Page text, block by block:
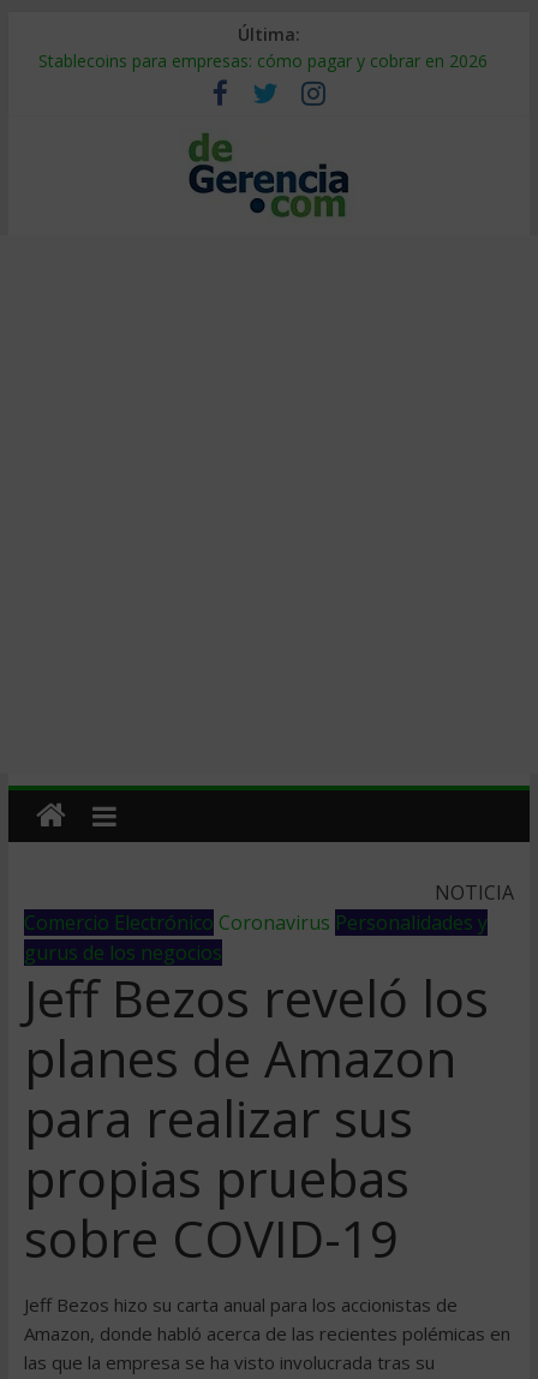
Última:
Stablecoins para empresas: cómo pagar y cobrar en 2026
Despido silencioso: qué es y por qué sale tan caro
IA en selección de personal: cómo auditarla a tiempo
Trabajo forzoso en la cadena de suministro: qué hacer
Mercado hispano de EE. UU.: cómo segmentarlo y venderle
NOTICIA
Comercio Electrónico Coronavirus Personalidades y
gurus de los negocios
Jeff Bezos reveló los
planes de Amazon
para realizar sus
propias pruebas
sobre COVID-19
Jeff Bezos hizo su carta anual para los accionistas de
Amazon, donde habló acerca de las recientes polémicas en
las que la empresa se ha visto involucrada tras su